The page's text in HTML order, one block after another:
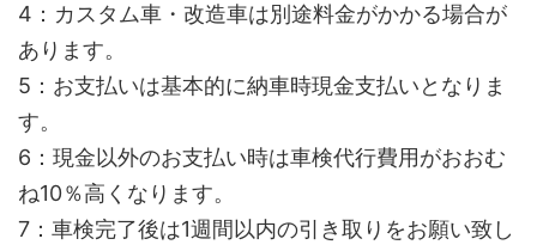
4：カスタム車・改造車は別途料金がかかる場合が
あります。
5：お支払いは基本的に納車時現金支払いとなりま
す。
6：現金以外のお支払い時は車検代行費用がおおむ
ね10％高くなります。
7：車検完了後は1週間以内の引き取りをお願い致し